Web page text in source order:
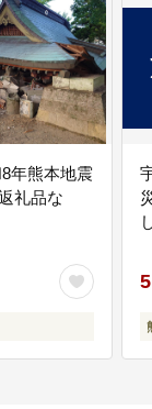
年熊本地震
礼品な